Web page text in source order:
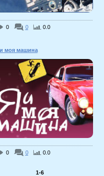
0 0 0.0
моя машина
0 0 0.0
1-6